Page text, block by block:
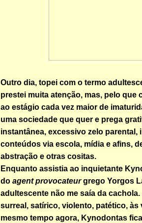
Outro dia, topei com o termo
prestei muita atenção, mas, pelo que
ao estágio cada vez maior de
uma sociedade que quer e prega
instantânea, excessivo zelo parental,
conteúdos via escola, mídia e afins,
abstração e otras cositas.
Enquanto assistia ao inquietante
do agent provocateurgrego Yorgos
adultescente não me saía da
surreal, satírico, violento, patético, às
mesmo tempo agora, Kynodontas